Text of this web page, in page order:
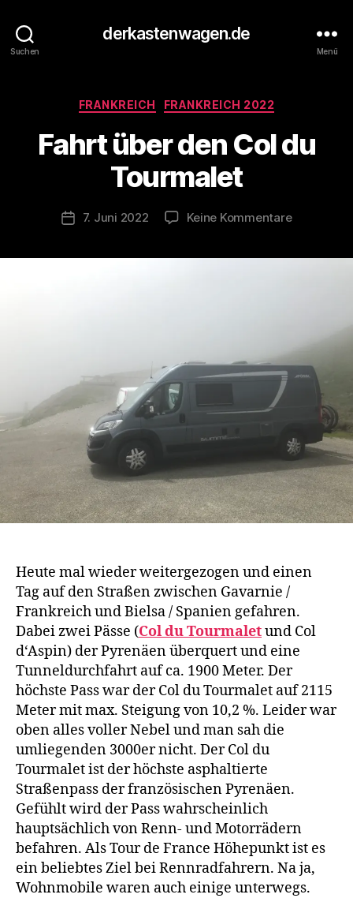
Suchen
derkastenwagen.de
Menü
Kategorien
FRANKREICH FRANKREICH 2022
Fahrt über den Col du
Tourmalet
Beitragsautor
n
e
r
K
a
t
n
Veröffentlichungsdatum
7. Juni 2022 Keine Kommentarezu
Heute mal wieder weitergezogen und einen
Tag auf den Straßen zwischen Gavarnie /
Frankreich und Bielsa / Spanien gefahren.
Dabei zwei Pässe (Col du Tourmaletund Col
d‘Aspin) der Pyrenäen überquert und eine
Tunneldurchfahrt auf ca. 1900 Meter. Der
höchste Pass war der Col du Tourmalet auf 2115
Meter mit max. Steigung von 10,2 %. Leider war
oben alles voller Nebel und man sah die
umliegenden 3000er nicht. Der Col du
Tourmalet ist der höchste asphaltierte
Straßenpass der französischen Pyrenäen.
Gefühlt wird der Pass wahrscheinlich
hauptsächlich von Renn- und Motorrädern
befahren. Als Tour de France Höhepunkt ist es
ein beliebtes Ziel bei Rennradfahrern. Na ja,
Wohnmobile waren auch einige unterwegs.